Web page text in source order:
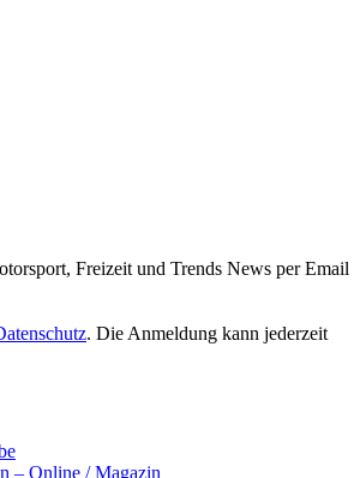
Freizeit und Trends News per Email
. Die Anmeldung kann jederzeit
– Online / Magazin